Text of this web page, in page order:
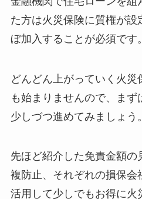
た方は火災保険に質権が設
ぼ加入することが必須です。
どんどん上がっていく火災
も始まりませんので、まず
少しづつ進めてみましょう。
先ほど紹介した免責金額の
複防止、それぞれの損保会
活用して少しでもお得に火